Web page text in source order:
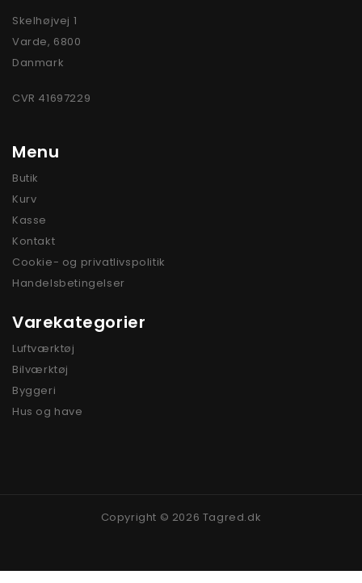
Skelhøjvej 1
Varde, 6800
Danmark
CVR 41697229
Menu
Butik
Kurv
Kasse
Kontakt
Cookie- og privatlivspolitik
Handelsbetingelser
Varekategorier
Luftværktøj
Bilværktøj
Byggeri
Hus og have
Copyright © 2026 Tagred.dk